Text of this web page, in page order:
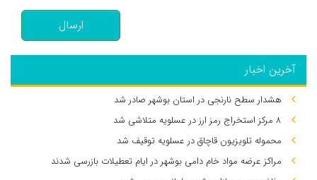
ارسال
آخرین اخبار
هشدار سطح نارنجی در استان بوشهر صادر شد
۸ مرکز استخراج رمز ارز در عسلویه متلاشی شد
محموله تلویزیون قاچاق در عسلویه توقیف شد
مراکز عرضه مواد خام دامی بوشهر در ایام تعطیلات بازرسی شدند